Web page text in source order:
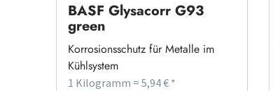
BASF Glysacorr G93
green
Korrosionsschutz für Metalle im
Kühlsystem
1 Kilogramm = 5,94 € *